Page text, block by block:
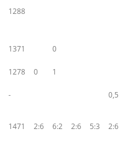
1288
1371 0
1278 0 1
- 0,5
1471 2:6 6:2 2:6 5:3 2:6